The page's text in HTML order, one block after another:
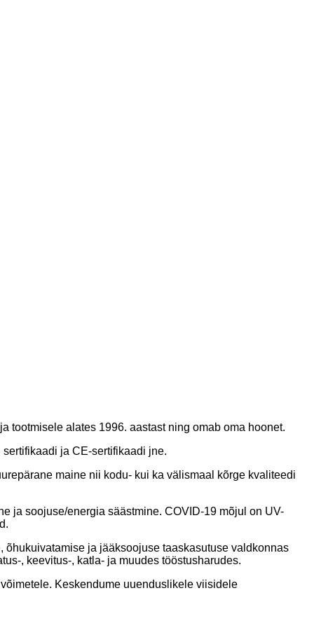
tootmisele alates 1996. aastast ning omab oma hoonet.
ja CE-sertifikaadi jne.
maine nii kodu- kui ka välismaal kõrge kvaliteedi
ja soojuse/energia säästmine. COVID-19 mõjul on UV-
ja jääksoojuse taaskasutuse valdkonnas
, keevitus-, katla- ja muudes tööstusharudes.
Keskendume uuenduslikele viisidele